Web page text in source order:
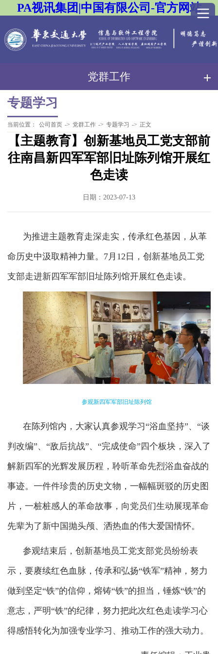
PA视讯集团|中国有限公司-官方网站
党群工作
专题学习
当前位置： 公司首页 -> 党群工作 -> 专题学习 -> 正文
【主题教育】创新基地员工党支部前
往南昌新四军军部旧址陈列馆开展红
色走读
日期：2023-07-13
为推进主题教育走深走实，传承红色基因，从革
命历史中汲取精神力量。7月12日，创新基地员工党
支部走进新四军军部旧址陈列馆开展红色走读。
参观新四军军部旧址陈列馆
在陈列馆内，大家认真参观学习“浴血坚持”、“谈
判改编”、“敌后抗战”、“完成使命”四个板块，深入了
解新四军的光辉发展历程，聆听革命先烈浴血奋战的
事迹。一件件珍贵的历史文物，一幅幅斑驳的历史图
片，一桩桩感人的革命故事，向党员们生动展现革命
先辈为了新中国抛头颅、洒热血的伟大爱国情怀。
参观结束后，创新基地员工党支部党员纷纷表
示，要赓续红色血脉，传承和弘扬“铁军”精神，努力
做到坚定“铁”的信仰，熔铸“铁”的担当，锤炼“铁”的
意志，严明“铁”的纪律，努力把此次红色走读学习心
得感悟转化为加强专业学习、推动工作的强大动力。